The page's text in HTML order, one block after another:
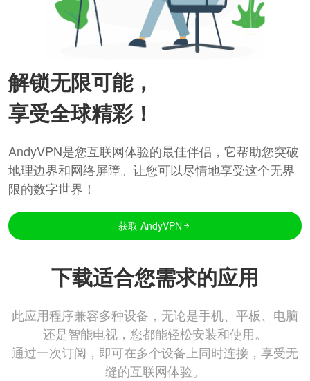
解锁无限可能，
享受全球精彩！
AndyVPN是您互联网体验的最佳伴侣，它帮助您突破
地理边界和网络屏障。让您可以尽情地享受这个无界
限的数字世界！
获取 AndyVPN
下载适合您需求的应用
此应用程序兼容多种设备，无论是手机、平板、电脑
还是智能电视，您都能轻松安装和使用。
通过一次订阅，即可在多个设备上同时连接，享受无
缝的互联网体验。